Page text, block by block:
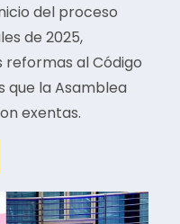
del proceso
de 2025,
al Código
que la Asamblea
exentas.